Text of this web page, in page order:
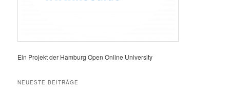
Ein Projekt der Hamburg Open Online University
NEUESTE BEITRÄGE